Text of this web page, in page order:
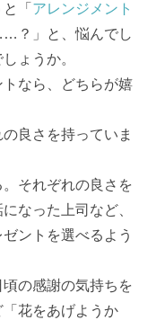
「 アレンジメント
？」と、悩んでし
ょうか。
なら、どちらが嬉
良さを持っていま
それぞれの良さを
なった上司など、
ントを選べるよう
の感謝の気持ちを
花をあげようか